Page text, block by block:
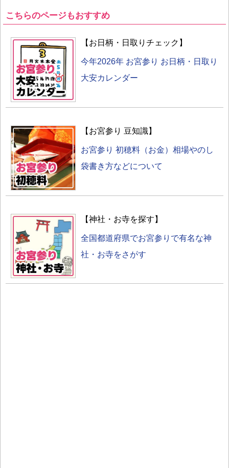
こちらのページもおすすめ
【お日柄・日取りチェック】
今年2026年 お宮参り お日柄・日取り
大安カレンダー
【お宮参り 豆知識】
お宮参り 初穂料（お金）相場やのし
袋書き方などについて
【神社・お寺を探す】
全国都道府県でお宮参りで有名な神
社・お寺をさがす